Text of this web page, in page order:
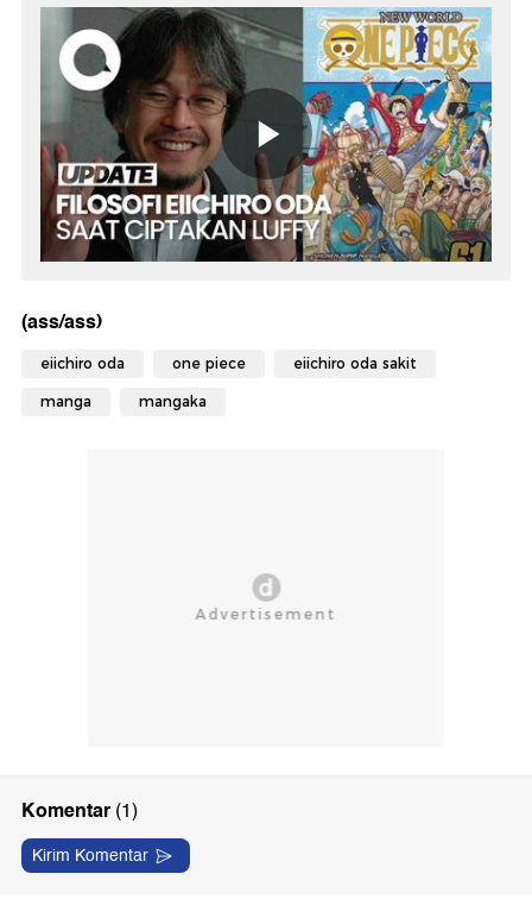
(ass/ass)
eiichiro oda one piece eiichiro oda sakit
manga mangaka